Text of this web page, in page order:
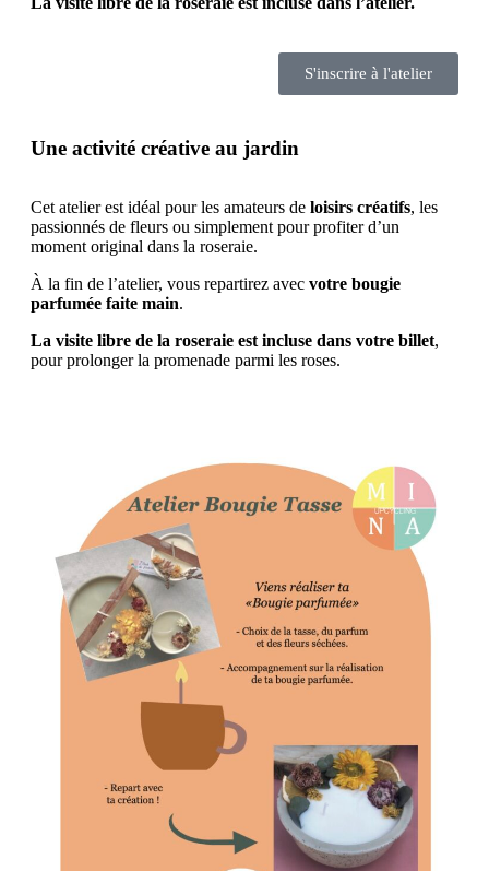
S'inscrire à l'atelier
Une activité créative au jardin
Cet atelier est idéal pour les amateurs de loisirs créatifs, les
passionnés de fleurs ou simplement pour profiter d’un
moment original dans la roseraie.
À la fin de l’atelier, vous repartirez avec votre bougie
parfumée faite main.
La visite libre de la roseraie est incluse dans votre billet,
pour prolonger la promenade parmi les roses.